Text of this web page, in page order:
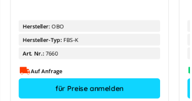
Hersteller: OBO
Hersteller-Typ: FBS-K
Art. Nr.: 7660
Auf Anfrage
für Preise anmelden